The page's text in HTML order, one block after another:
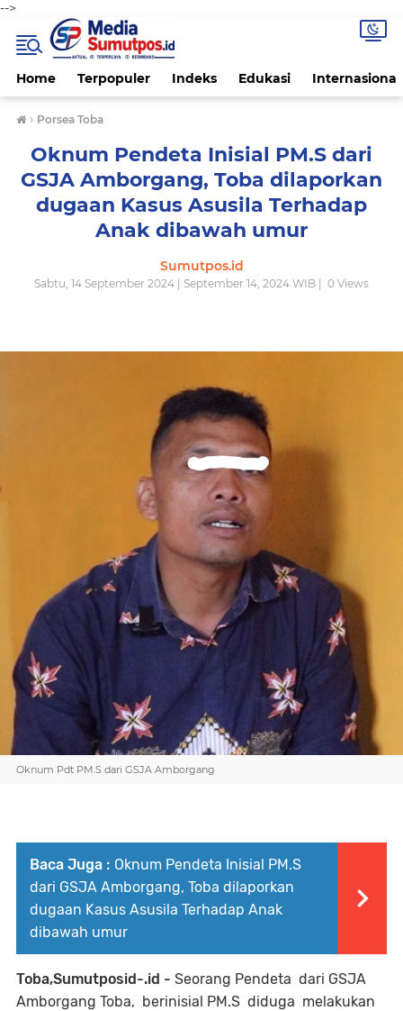
-->
Home Terpopuler Indeks Edukasi Internasional
› Porsea Toba
Oknum Pendeta Inisial PM.S dari
GSJA Amborgang, Toba dilaporkan
dugaan Kasus Asusila Terhadap
Anak dibawah umur
Sumutpos.id
Sabtu, 14 September 2024 | September 14, 2024 WIB | 0 Views
Oknum Pdt PM.S dari GSJA Amborgang
Baca Juga : Oknum Pendeta Inisial PM.S
dari GSJA Amborgang, Toba dilaporkan
dugaan Kasus Asusila Terhadap Anak
dibawah umur
Toba,Sumutposid-.id - Seorang Pendeta dari GSJA
Amborgang Toba, berinisial PM.S diduga melakukan